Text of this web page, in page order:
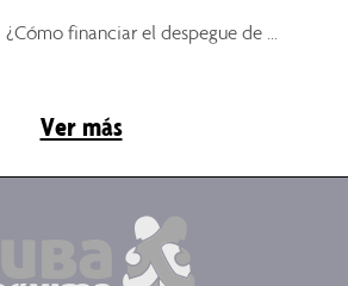
¿Cómo financiar el despegue de ...
Ver más